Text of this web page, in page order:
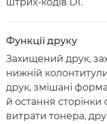
Функції друку
Захищений друк,
нижній
друк, змішані
й остання
витрати тонера,